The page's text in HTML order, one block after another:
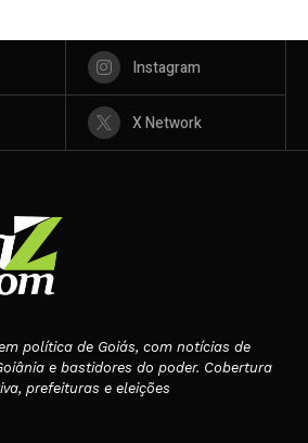
Instagram
X Network
política de Goiás, com notícias de
e bastidores do poder. Cobertura
prefeituras e eleições